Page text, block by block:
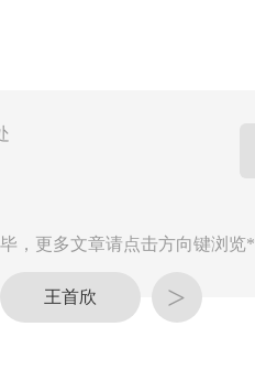
，更多文章请点击方向键浏览*
王首欣 >